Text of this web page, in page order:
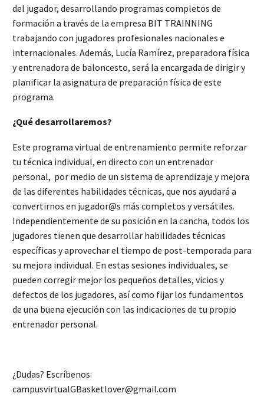
del jugador, desarrollando programas completos de
formación a través de la empresa BIT TRAINNING
trabajando con jugadores profesionales nacionales e
internacionales. Además, Lucía Ramírez, preparadora física
y entrenadora de baloncesto, será la encargada de dirigir y
planificar la asignatura de preparación física de este
programa.
¿Qué desarrollaremos?
Este programa virtual de entrenamiento permite reforzar
tu técnica individual, en directo con un entrenador
personal, por medio de un sistema de aprendizaje y mejora
de las diferentes habilidades técnicas, que nos ayudará a
convertirnos en jugador@s más completos y versátiles.
Independientemente de su posición en la cancha, todos los
jugadores tienen que desarrollar habilidades técnicas
específicas y aprovechar el tiempo de post-temporada para
su mejora individual. En estas sesiones individuales, se
pueden corregir mejor los pequeños detalles, vicios y
defectos de los jugadores, así como fijar los fundamentos
de una buena ejecución con las indicaciones de tu propio
entrenador personal.
¿Dudas? Escríbenos:
campusvirtualGBasketlover@gmail.com